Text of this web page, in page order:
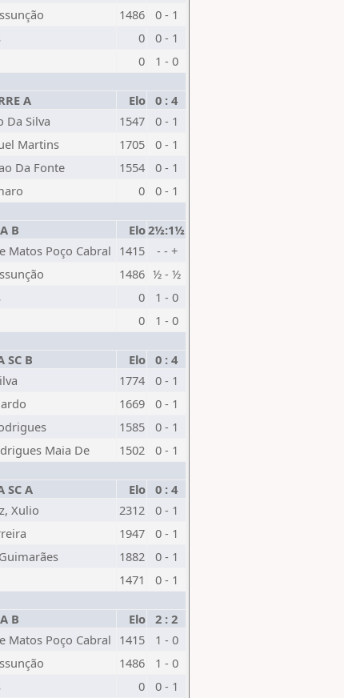
1486
0 - 1
0
0 - 1
0
1 - 0
A Elo 0 : 4
Da Silva 1547
0 - 1
Martins 1705
0 - 1
Da Fonte 1554
0 - 1
0
0 - 1
B Elo2½:1½
Matos Poço Cabral 1415
- - +
1486 ½ - ½
0
1 - 0
0
1 - 0
SC B Elo 0 : 4
1774
0 - 1
1669
0 - 1
1585
0 - 1
Maia De 1502
0 - 1
SC A Elo 0 : 4
Xulio 2312
0 - 1
1947
0 - 1
1882
0 - 1
1471
0 - 1
B Elo 2 : 2
Matos Poço Cabral 1415
1 - 0
1486
1 - 0
0 0 - 1